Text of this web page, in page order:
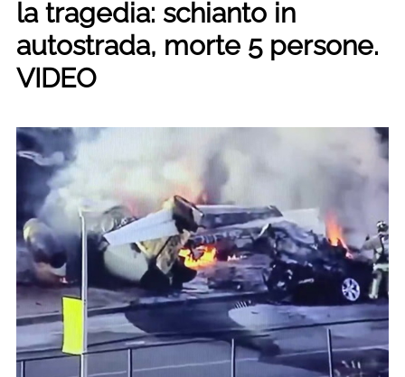
la tragedia: schianto in
autostrada, morte 5 persone.
VIDEO